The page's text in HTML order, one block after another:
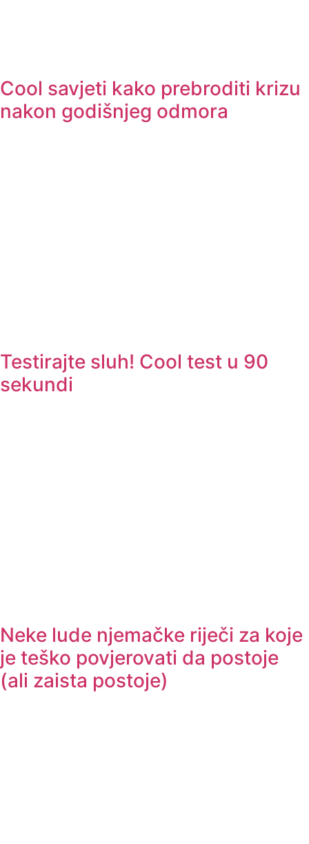
Cool savjeti kako prebroditi krizu
nakon godišnjeg odmora
Testirajte sluh! Cool test u 90
sekundi
Neke lude njemačke riječi za koje
je teško povjerovati da postoje
(ali zaista postoje)